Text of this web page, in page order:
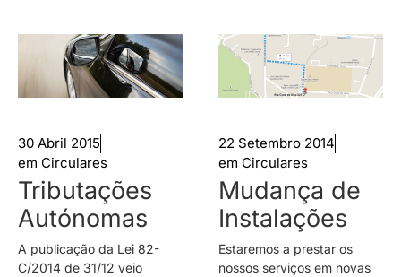
30 Abril 2015
em Circulares
Tributações
Autónomas
A publicação da Lei 82-
C/2014 de 31/12 veio
22 Setembro 2014
em Circulares
Mudança de
Instalações
Estaremos a prestar os
nossos serviços em novas